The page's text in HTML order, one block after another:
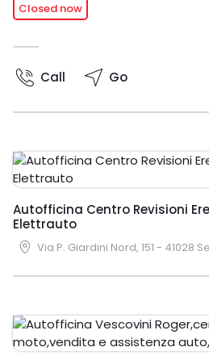
Closed now
Call Go
Autofficina Centro Revisioni
Elettrauto
Via P. Giardini Nord, 151 - 41028